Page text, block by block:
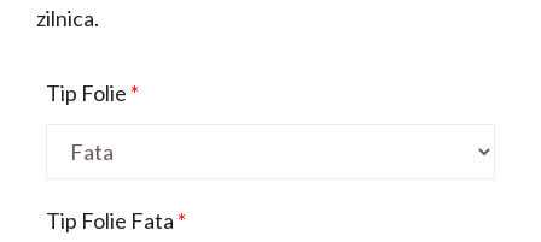
zilnica.
Tip Folie *
Tip Folie Fata *